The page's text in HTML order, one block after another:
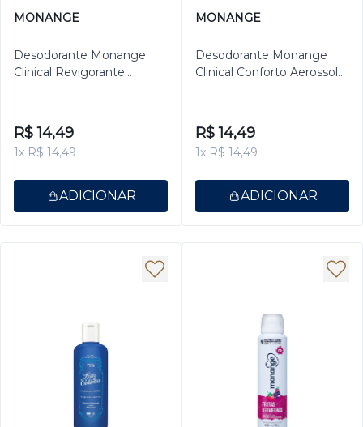
MONANGE
Desodorante Monange
Clinical Revigorante
R$ 14,49
1x R$ 14,49
ADICIONAR
MONANGE
Desodorante Monange
Clinical Conforto Aerossol
R$ 14,49
1x R$ 14,49
ADICIONAR